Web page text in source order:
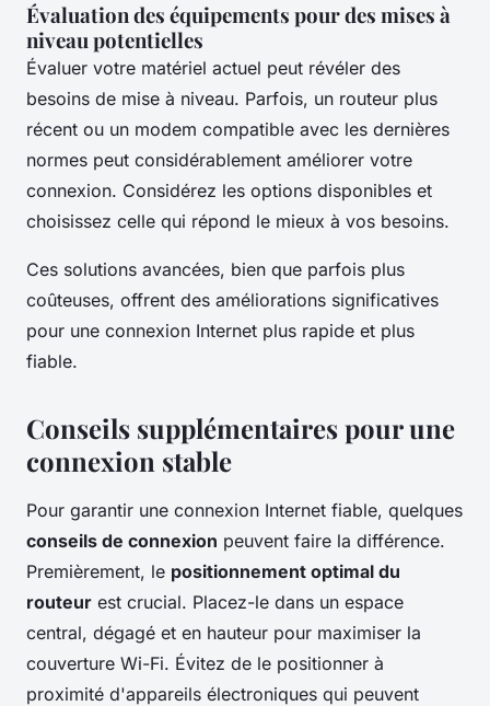
Évaluation des équipements pour des mises à
niveau potentielles
Évaluer votre matériel actuel peut révéler des
besoins de mise à niveau. Parfois, un routeur plus
récent ou un modem compatible avec les dernières
normes peut considérablement améliorer votre
connexion. Considérez les options disponibles et
choisissez celle qui répond le mieux à vos besoins.
Ces solutions avancées, bien que parfois plus
coûteuses, offrent des améliorations significatives
pour une connexion Internet plus rapide et plus
fiable.
Conseils supplémentaires pour une
connexion stable
Pour garantir une connexion Internet fiable, quelques
conseils de connexion peuvent faire la différence.
Premièrement, le positionnement optimal du
routeur est crucial. Placez-le dans un espace
central, dégagé et en hauteur pour maximiser la
couverture Wi-Fi. Évitez de le positionner à
proximité d'appareils électroniques qui peuvent